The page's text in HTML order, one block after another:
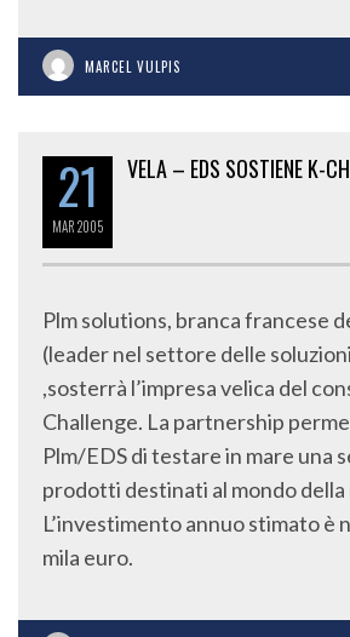
MARCEL VULPIS
21
MAR2005
VELA – EDS SOSTIENE K-
Plm solutions, branca francese
(leader nel settore delle
,sosterrà l’impresa velica del
Challenge. La partnership
Plm/EDS di testare in mare una
prodotti destinati al mondo della
L’investimento annuo stimato è
mila euro.